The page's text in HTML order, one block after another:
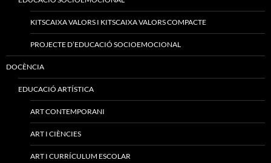
KITSCAIXA VALORS I KITSCAIXA VALORS COMPACTE
PROJECTE D’EDUCACIÓ SOCIOEMOCIONAL
DOCÈNCIA
EDUCACIÓ ARTÍSTICA
ART CONTEMPORANI
ART I CIÈNCIES
ART I CURRÍCULUM ESCOLAR